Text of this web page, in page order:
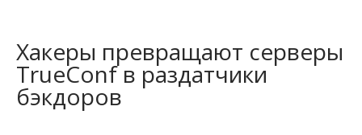
Хакеры превращают серверы
TrueConf в раздатчики
бэкдоров